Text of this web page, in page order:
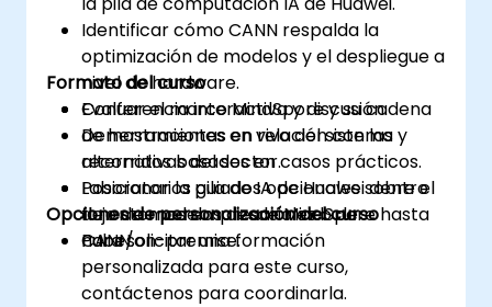
Identificar cómo CANN respalda la
optimización de modelos y el despliegue a
nivel de hardware.
Evaluar el marco MindSpore y su cadena
de herramientas en relación con las
alternativas del sector.
Posicionar la pila de IA de Huawei dentro
de entornos empresariales o de
nube/on-premise.
Formato del curso
Conferencia interactiva y discusión.
Demostraciones en vivo del sistema y
recorridos basados en casos prácticos.
Laboratorios guiados opcionales sobre el
flujo de modelos desde MindSpore hasta
CANN.
Opciones de personalización del curso
Para solicitar una formación
personalizada para este curso,
contáctenos para coordinarla.